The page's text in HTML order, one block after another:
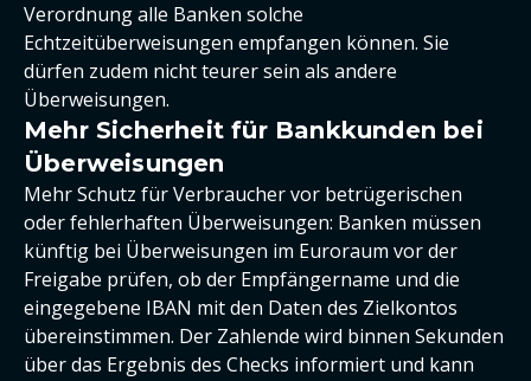
Verordnung alle Banken solche
Echtzeitüberweisungen empfangen können. Sie
dürfen zudem nicht teurer sein als andere
Überweisungen.
Mehr Sicherheit für Bankkunden bei
Überweisungen
Mehr Schutz für Verbraucher vor betrügerischen
oder fehlerhaften Überweisungen: Banken müssen
künftig bei Überweisungen im Euroraum vor der
Freigabe prüfen, ob der Empfängername und die
eingegebene IBAN mit den Daten des Zielkontos
übereinstimmen. Der Zahlende wird binnen Sekunden
über das Ergebnis des Checks informiert und kann